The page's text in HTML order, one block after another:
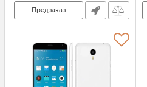
Предзаказ